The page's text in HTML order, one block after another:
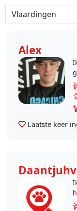
Alex
Laatste keer